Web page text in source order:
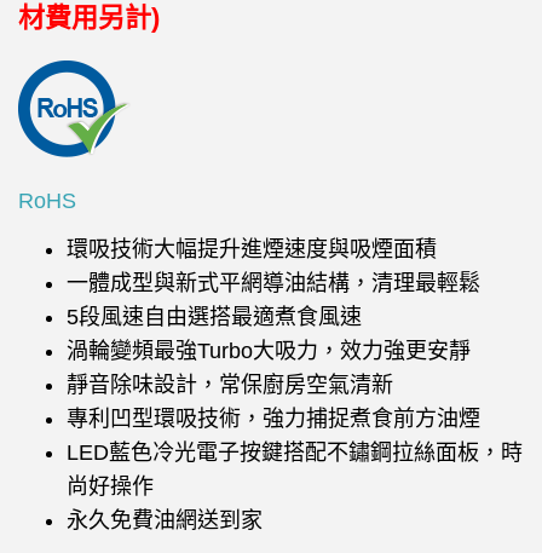
材費用另計)
RoHS
環吸技術大幅提升進煙速度與吸煙面積
一體成型與新式平網導油結構，清理最輕鬆
5段風速自由選搭最適煮食風速
渦輪變頻最強Turbo大吸力，效力強更安靜
靜音除味設計，常保廚房空氣清新
專利凹型環吸技術，強力捕捉煮食前方油煙
LED藍色冷光電子按鍵搭配不鏽鋼拉絲面板，時
尚好操作
永久免費油網送到家